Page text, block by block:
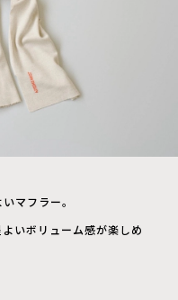
マフラー。
いボリューム感が楽しめ